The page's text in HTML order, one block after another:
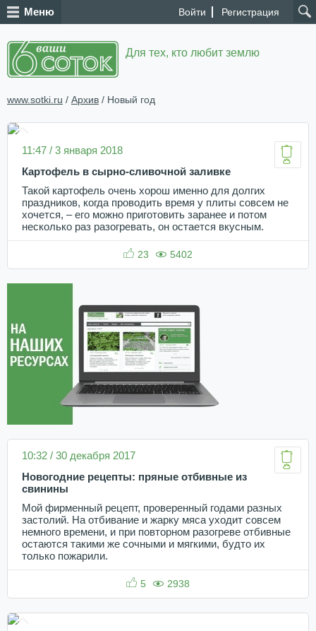
Войти Регистрация
Меню
Для тех, кто любит землю
www.sotki.ru / Архив / Новый год
11:47 / 3 января 2018
Картофель в сырно-сливочной заливке
Такой картофель очень хорош именно для долгих
праздников, когда проводить время у плиты совсем не
хочется, – его можно приготовить заранее и потом
несколько раз разогревать, он остается вкусным.
23 5402
10:32 / 30 декабря 2017
Новогодние рецепты: пряные отбивные из
свинины
Мой фирменный рецепт, проверенный годами разных
застолий. На отбивание и жарку мяса уходит совсем
немного времени, и при повторном разогреве отбивные
остаются такими же сочными и мягкими, будто их
только пожарили.
5 2938